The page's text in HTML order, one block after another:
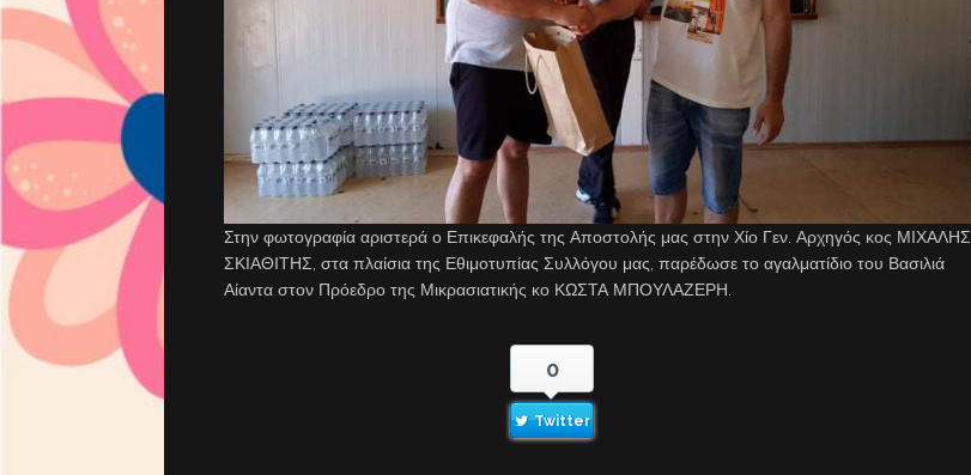
Στην φωτογραφία αριστερά ο Επικεφαλής της Αποστολής μας στην Χίο Γεν. Αρχηγός κος ΜΙΧΑΛΗΣ
ΣΚΙΑΘΙΤΗΣ, στα πλαίσια της Εθιμοτυπίας Συλλόγου μας, παρέδωσε το αγαλματίδιο του Βασιλιά
Αίαντα στον Πρόεδρο της Μικρασιατικής κο ΚΩΣΤΑ ΜΠΟΥΛΑΖΕΡΗ.
0
Twitter